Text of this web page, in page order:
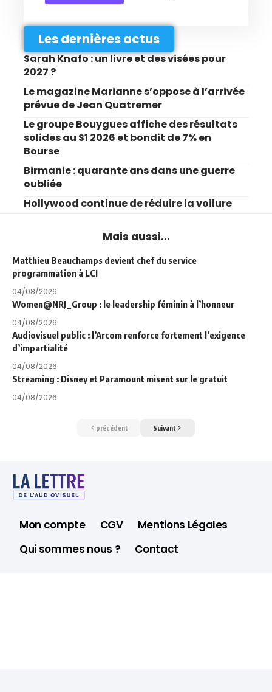
Les dernières actus
Sarah Knafo : un livre et des visées pour
2027 ?
Le magazine Marianne s’oppose à l’arrivée
prévue de Jean Quatremer
Le groupe Bouygues affiche des résultats
solides au S1 2026 et bondit de 7% en
Bourse
Birmanie : quarante ans dans une guerre
oubliée
Hollywood continue de réduire la voilure
Mais aussi...
Matthieu Beauchamps devient chef du service
programmation à LCI
04/08/2026
Women@NRJ_Group : le leadership féminin à l’honneur
04/08/2026
Audiovisuel public : l’Arcom renforce fortement l’exigence
d’impartialité
04/08/2026
Streaming : Disney et Paramount misent sur le gratuit
04/08/2026
précédent Suivant
Mon compte CGV
Mentions Légales
Qui sommes nous ?
Contact